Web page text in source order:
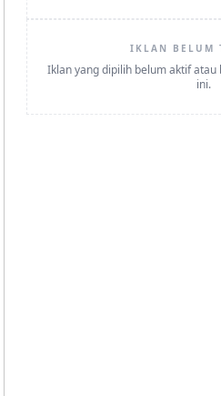
IKLAN BELUM
Iklan yang dipilih belum aktif
ini.